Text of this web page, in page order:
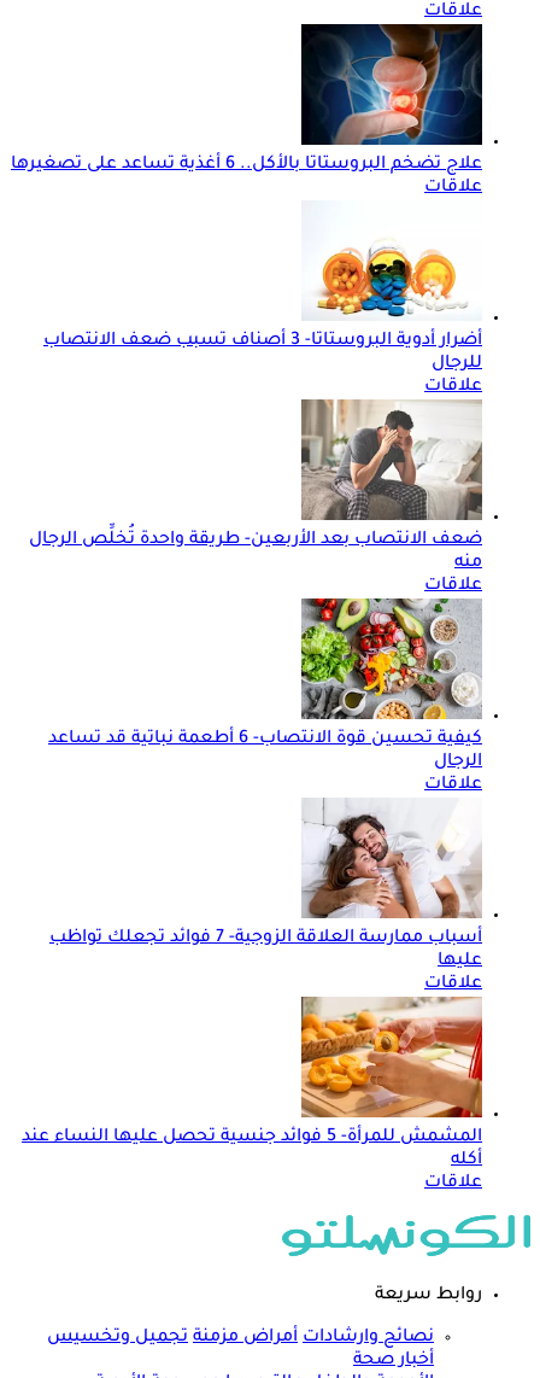
علاقات
علاج تضخم البروستاتا بالأكل.. 6 أغذية تساعد على تصغيرها
علاقات
أضرار أدوية البروستاتا- 3 أصناف تسبب ضعف الانتصاب
للرجال
علاقات
ضعف الانتصاب بعد الأربعين- طريقة واحدة تُخلِّص الرجال
منه
علاقات
كيفية تحسين قوة الانتصاب- 6 أطعمة نباتية قد تساعد
الرجال
علاقات
أسباب ممارسة العلاقة الزوجية- 7 فوائد تجعلك تواظب
عليها
علاقات
المشمش للمرأة- 5 فوائد جنسية تحصل عليها النساء عند
أكله
علاقات
روابط سريعة
نصائح وارشادات أمراض مزمنة تجميل وتخسيس
أخبار صحة